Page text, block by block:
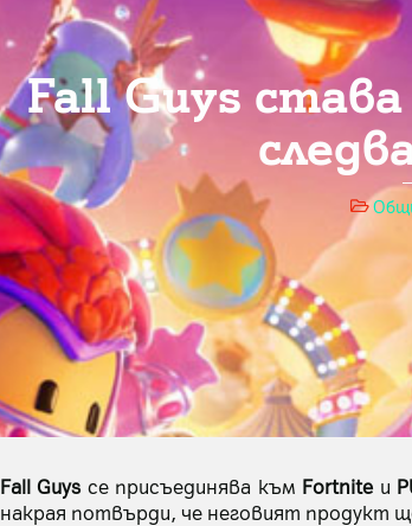
Fall Guys
Fall Guys се присъединява към Fortnite и
накрая потвърди, че неговият продукт